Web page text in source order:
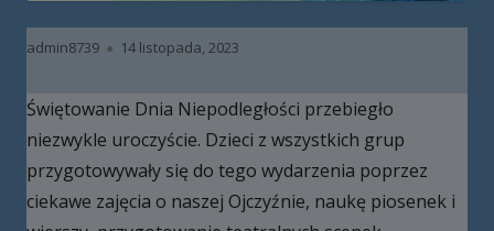
Autor
admin8739 Opublikowano
14 listopada, 2023
Świętowanie Dnia Niepodległości przebiegło
niezwykle uroczyście. Dzieci z wszystkich grup
przygotowywały się do tego wydarzenia poprzez
ciekawe zajęcia o naszej Ojczyźnie, naukę piosenek i